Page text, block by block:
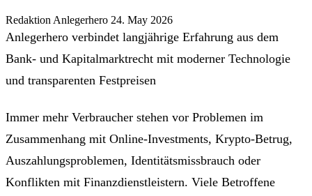
Redaktion Anlegerhero 24. May 2026
Anlegerhero verbindet langjährige Erfahrung aus dem
Bank- und Kapitalmarktrecht mit moderner Technologie
und transparenten Festpreisen
Immer mehr Verbraucher stehen vor Problemen im
Zusammenhang mit Online-Investments, Krypto-Betrug,
Auszahlungsproblemen, Identitätsmissbrauch oder
Konflikten mit Finanzdienstleistern. Viele Betroffene